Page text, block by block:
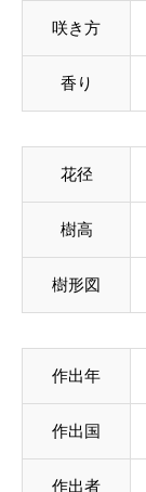
咲き方
香り
花径
樹高
樹形図
作出年
作出国
作出者